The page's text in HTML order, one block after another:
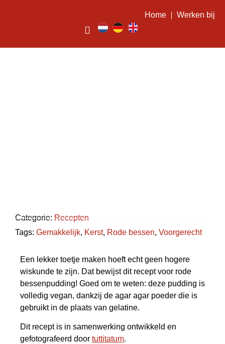
Home Werken bij
Categorie: Recepten
Tags: Gemakkelijk, Kerst, Rode bessen, Voorgerecht
Een lekker toetje maken hoeft echt geen hogere
wiskunde te zijn. Dat bewijst dit recept voor rode
bessenpudding! Goed om te weten: deze pudding is
volledig vegan, dankzij de agar agar poeder die is
gebruikt in de plaats van gelatine.
Dit recept is in samenwerking ontwikkeld en
gefotografeerd door tuttitatum.